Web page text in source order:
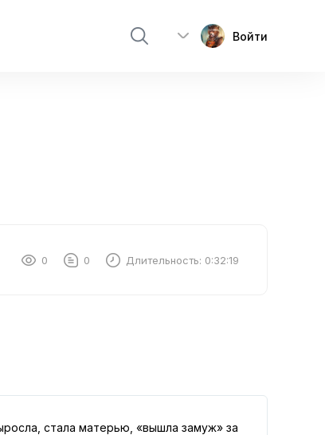
Войти
0 0 Длительность: 0:32:19
стала матерью, «вышла замуж» за